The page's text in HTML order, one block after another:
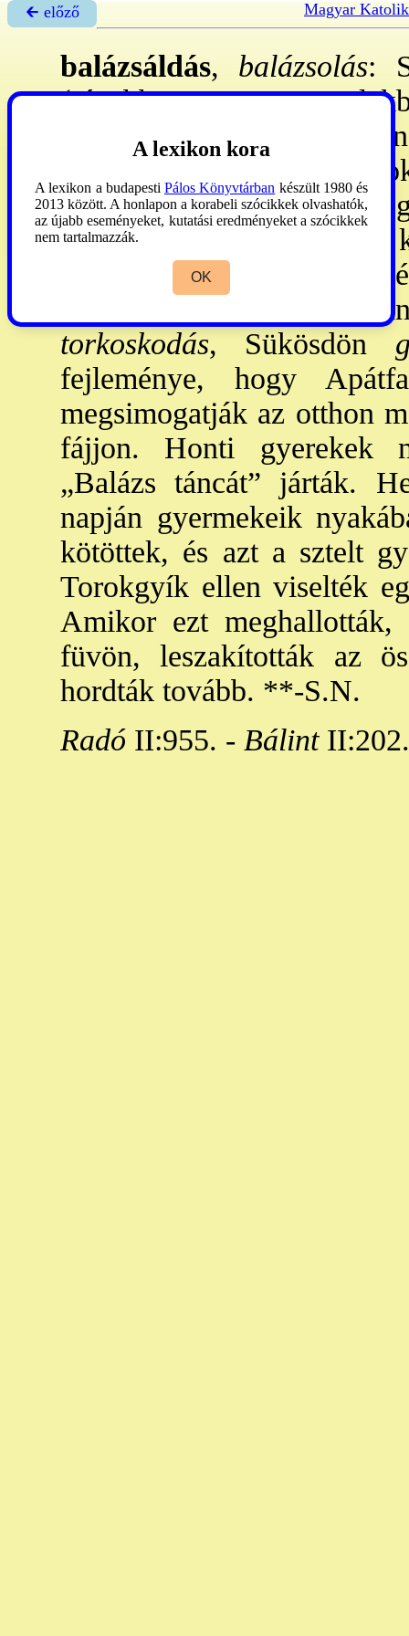
🡰 előző Magyar
balázsáldás, balázsolás:
(régebben X, ma Y
áldás „torokbetegség és
a gör-ök már a 6. sz: a
gyertyát ajánlottak föl
torokbaj ellen védő (áldó)
ismerjük a
Dunántúl egyes
torkoskodás, Sükösdön
fejleménye, hogy
megsimogatják az otthon
fájjon. Honti gyerekek
„Balázs táncát” járták.
napján gyermekeik
kötöttek, és azt a sztelt
Torokgyík ellen viselték
Amikor ezt meghallották,
füvön, leszakították az
hordták tovább. **-S.N.
Radó II:955. - BálintII:202.
A lexikon kora
A lexikon a budapesti Pálos Könyvtárban készült 1980 és
2013 között. A honlapon a korabeli szócikkek olvashatók,
az újabb eseményeket, kutatási eredményeket a szócikkek
nem tartalmazzák.
OK